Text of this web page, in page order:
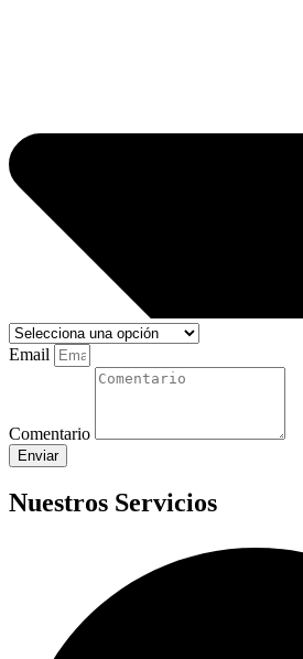
Email
Comentario
Enviar
Nuestros Servicios